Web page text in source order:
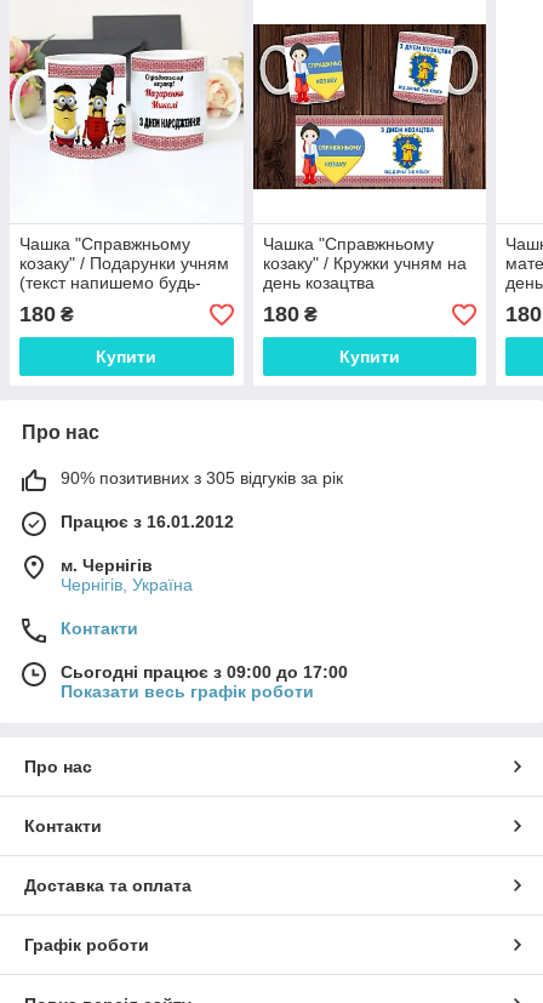
Чашка "Справжньому
козаку" / Подарунки учням
(текст напишемо будь-
який)
180 ₴
Купити
Чашка "Справжньому
козаку" / Кружки учням на
день козацтва
180₴
Купити
180
Про нас
90% позитивних з 305 відгуків за рік
Працює з 16.01.2012
м. Чернігів
Чернігів, Україна
Контакти
Сьогодні працює з 09:00 до 17:00
Показати весь графік роботи
Про нас
Контакти
Доставка та оплата
Графік роботи